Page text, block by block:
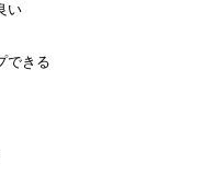
い
できる